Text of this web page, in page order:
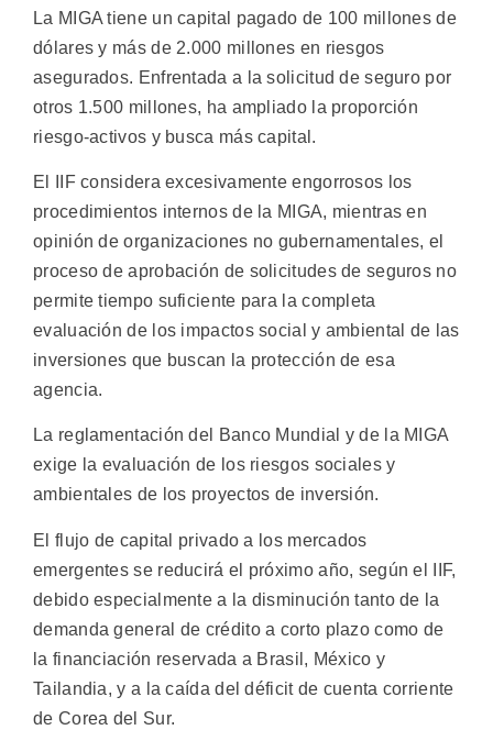
La MIGA tiene un capital pagado de 100 millones de
dólares y más de 2.000 millones en riesgos
asegurados. Enfrentada a la solicitud de seguro por
otros 1.500 millones, ha ampliado la proporción
riesgo-activos y busca más capital.
El IIF considera excesivamente engorrosos los
procedimientos internos de la MIGA, mientras en
opinión de organizaciones no gubernamentales, el
proceso de aprobación de solicitudes de seguros no
permite tiempo suficiente para la completa
evaluación de los impactos social y ambiental de las
inversiones que buscan la protección de esa
agencia.
La reglamentación del Banco Mundial y de la MIGA
exige la evaluación de los riesgos sociales y
ambientales de los proyectos de inversión.
El flujo de capital privado a los mercados
emergentes se reducirá el próximo año, según el IIF,
debido especialmente a la disminución tanto de la
demanda general de crédito a corto plazo como de
la financiación reservada a Brasil, México y
Tailandia, y a la caída del déficit de cuenta corriente
de Corea del Sur.